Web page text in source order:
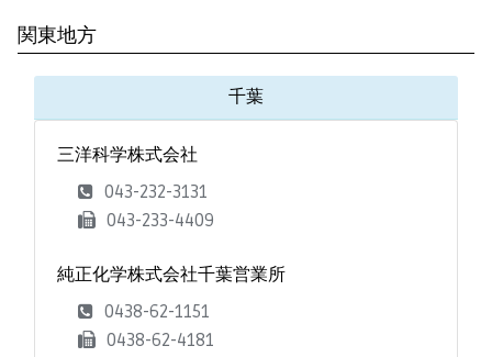
関東地方
千葉
三洋科学株式会社
043-232-3131
043-233-4409
純正化学株式会社千葉営業所
0438-62-1151
0438-62-4181